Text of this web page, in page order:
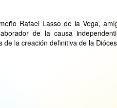
Rafael Lasso de la Vega,
de la causa
la creación definitiva de la